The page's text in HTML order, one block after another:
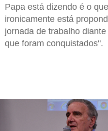
Papa está dizendo é o
ironicamente está
jornada de trabalho
que foram conquistados".